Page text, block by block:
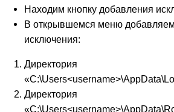
Находим кнопку добавления
В открывшемся меню
исключения:
Директория
Директория